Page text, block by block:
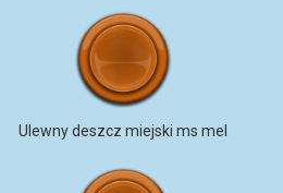
Ulewny deszcz miejski ms mel